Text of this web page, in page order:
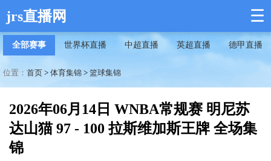
jrs直播网 ☰
全部赛事 世界杯直播 中超直播 英超直播 德甲直播
位置： 首页 > 体育集锦 > 篮球集锦
2026年06月14日 WNBA常规赛 明尼苏
达山猫 97 - 100 拉斯维加斯王牌 全场集
锦